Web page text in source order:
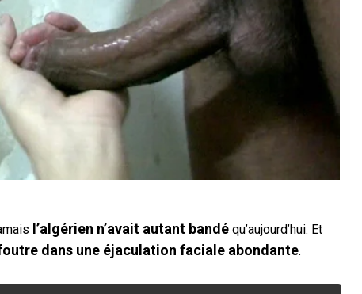
l’algérien n’avait autant bandé qu’aujourd’hui. Et
dans une éjaculation faciale abondante.